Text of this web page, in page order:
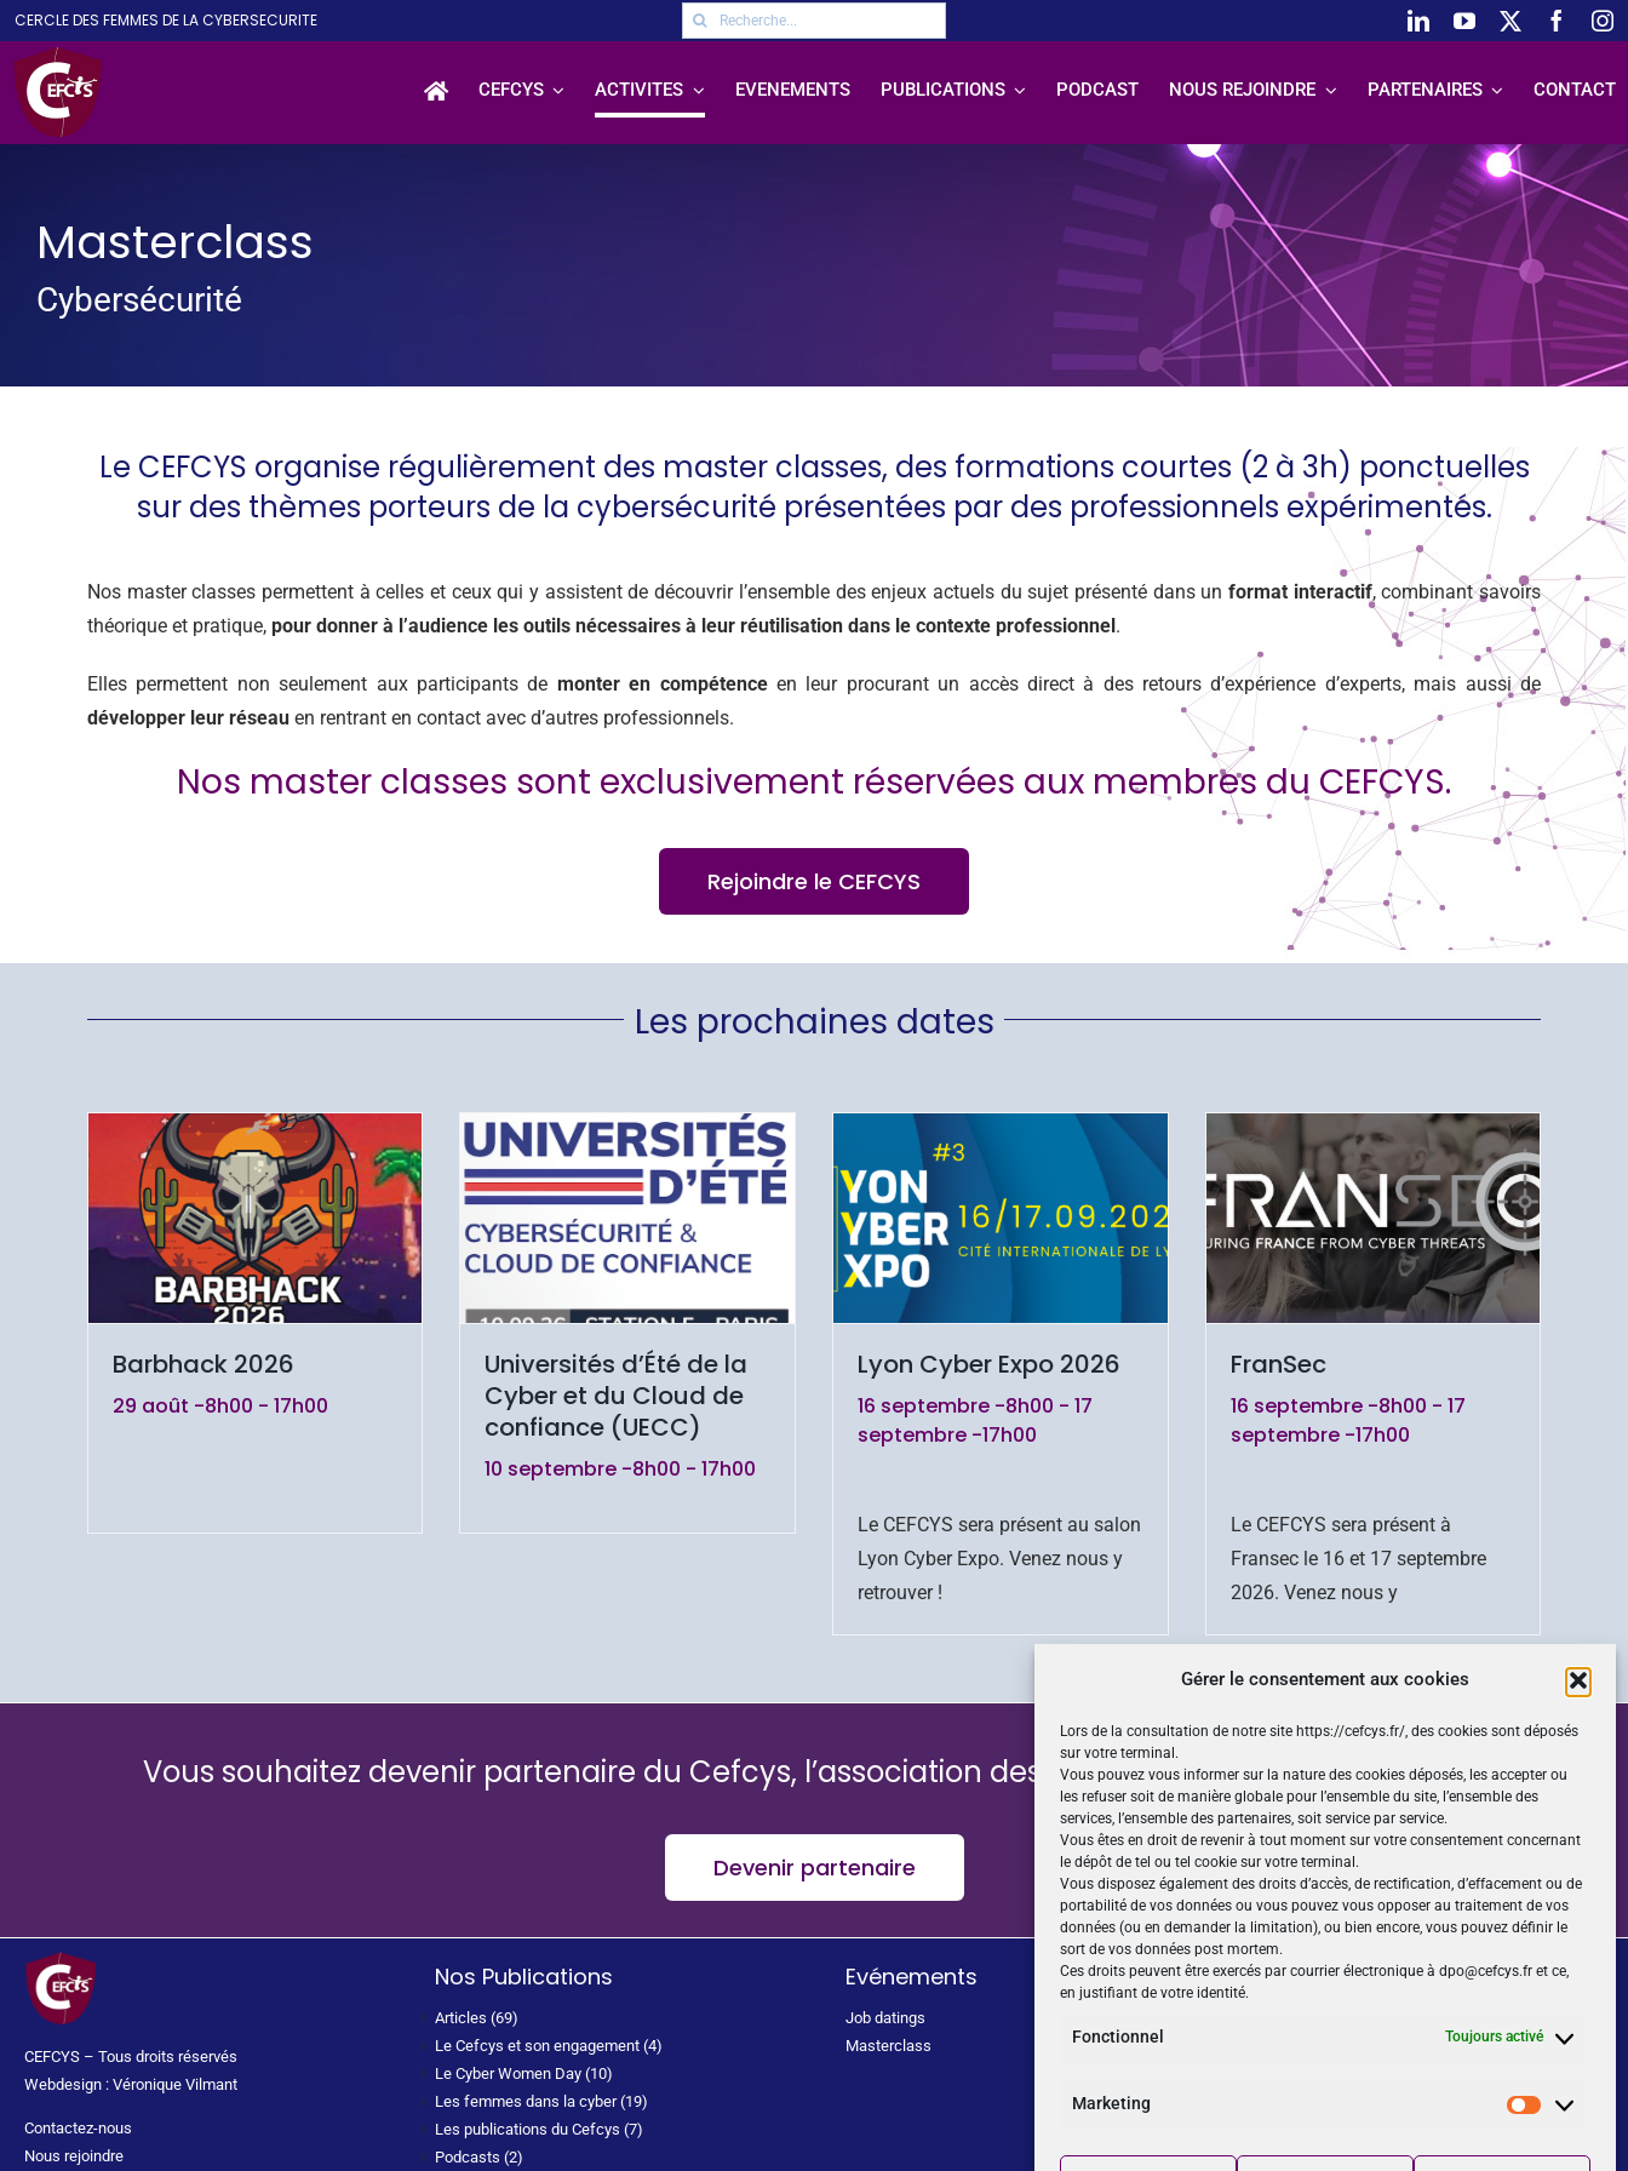
Gérer le consentement aux cookies
Lors de la consultation de notre site https://cefcys.fr/, des cookies sont déposés
sur votre terminal.
Vous pouvez vous informer sur la nature des cookies déposés, les accepter ou
les refuser soit de manière globale pour l’ensemble du site, l’ensemble des
services, l’ensemble des partenaires, soit service par service.
Vous êtes en droit de revenir à tout moment sur votre consentement concernant
le dépôt de tel ou tel cookie sur votre terminal.
Vous disposez également des droits d’accès, de rectification, d’effacement ou de
portabilité de vos données ou vous pouvez vous opposer au traitement de vos
données (ou en demander la limitation), ou bien encore, vous pouvez définir le
sort de vos données post mortem.
Ces droits peuvent être exercés par courrier électronique à dpo@cefcys.fr et ce,
en justifiant de votre identité.
Fonctionnel Toujours activé
Marketing
Marketing
Passer
au
contenu
CERCLE DES FEMMES DE LACYBERSECURITE Rechercher:
CEFCYS ACTIVITES EVENEMENTS PUBLICATIONS PODCAST NOUS REJOINDRE PARTENAIRES CONTACT
Masterclass
Cybersécurité
Le CEFCYS organise régulièrement des master classes, des formations courtes (2 à 3h) ponctuelles
sur des thèmes porteurs de la cybersécurité présentées par des professionnels expérimentés.
Nos master classes permettent à celles et ceux qui y assistent de découvrir l’ensemble des enjeux actuels du sujet présenté dans un format interactif, combinant savoirs
théorique et pratique, pour donner à l’audience les outils nécessaires à leur réutilisation dans le contexte professionnel.
Elles permettent non seulement aux participants de monter en compétenceen leur procurant un accès direct à des retours d’expérience d’experts, mais aussi de
développer leur réseauen rentrant en contact avec d’autres professionnels.
Nos master classes sont exclusivement réservées aux membres du CEFCYS.
Rejoindre le CEFCYS
Les prochaines dates
Barbhack 2026
29 août -8h00 - 17h00
Universités d’Été de la
Cyber et du Cloud de
confiance (UECC)
10 septembre -8h00 -17h00
Lyon Cyber Expo 2026
16 septembre -8h00 - 17
septembre -17h00
Le CEFCYS sera présent au salon
Lyon Cyber Expo. Venez nous y
retrouver !
FranSec
16 septembre -8h00 - 17
septembre -17h00
Le CEFCYS sera présent à
Fransec le 16 et 17 septembre
2026. Venez nous y
Vous souhaitez devenir partenaire du Cefcys, l’association des femmes de la Cybersécurité ?
Devenir partenaire
CEFCYS – Tous droits réservés
Webdesign : Véronique Vilmant
Contactez-nous
Nous rejoindre
Nos Publications
Articles (69)
Le Cefcys et son engagement (4)
Le Cyber Women Day (10)
Les femmes dans la cyber (19)
Les publications du Cefcys (7)
Podcasts (2)
Evénements
Job datings
Masterclass
Suivez-nous
Retrouver le CEFCYS sur YouTube,